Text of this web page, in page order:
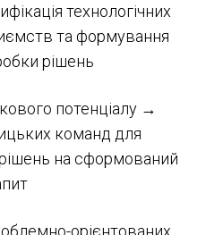
технологічних
та формування
рішень
потенціалу →
команд для
на сформований
орієнтованих